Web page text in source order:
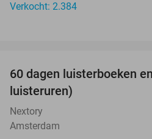
Verkocht: 2.384
60 dagen luisterboeken
luisteruren)
Nextory
Amsterdam